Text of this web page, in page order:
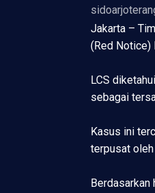
Jakarta –
(Red Notice)
LCS
sebagai
Kasus ini
terpusat
Berdasarkan